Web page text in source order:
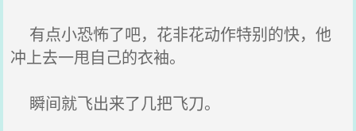
有点小恐怖了吧，花非花动作特别的快，他
冲上去一甩自己的衣袖。
瞬间就飞出来了几把飞刀。